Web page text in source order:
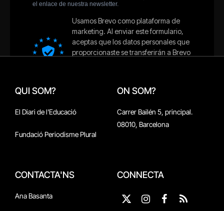
QUI SOM?
El Diari de l'Educació
Fundació Periodisme Plural
ON SOM?
Carrer Bailén 5, principal.
08010, Barcelona
CONTACTA'NS
Ana Basanta
CONNECTA
X
InstagramFacebook
RSS